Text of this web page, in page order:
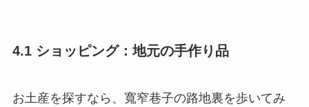
4.1 ショッピング：地元の手作り品
お土産を探すなら、寬窄巷子の路地裏を歩いてみ